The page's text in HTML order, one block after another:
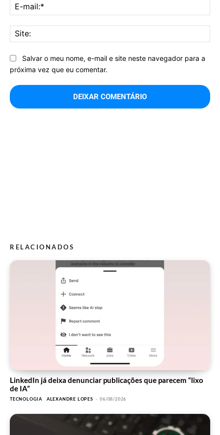
Salvar o meu nome, e-mail e site neste navegador para a
próxima vez que eu comentar.
RELACIONADOS
LinkedIn já deixa denunciar publicações que parecem “lixo
de IA”
TECNOLOGIA ALEXANDRE LOPES - 06/08/2026